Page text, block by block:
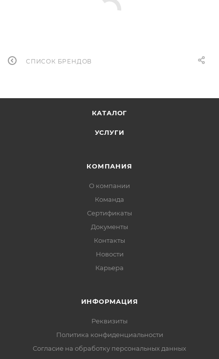
СПИСОК БРЕНДОВ
КАТАЛОГ
УСЛУГИ
КОМПАНИЯ
О компании
Команда
Сертификаты
Документы
Контакты
Новости
Карьера
ИНФОРМАЦИЯ
Реквизиты
Политика конфиденциальности
Cогласие на обработку персональных данных